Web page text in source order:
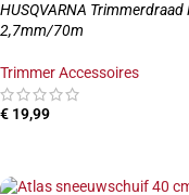
HUSQVARNA Trimmerdraad
2,7mm/70m
Trimmer Accessoires
€ 19,99